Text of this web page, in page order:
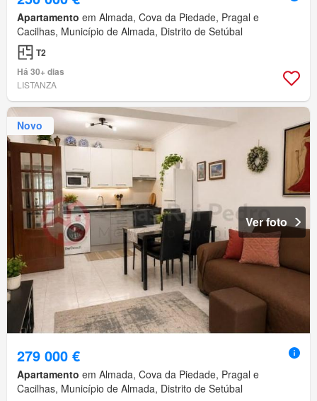
Apartamento em Almada, Cova da Piedade, Pragal e
Cacilhas, Município de Almada, Distrito de Setúbal
T2
Há 30+ dias
LISTANZA
Novo
Ver foto
279 000 €
Apartamento em Almada, Cova da Piedade, Pragal e
Cacilhas, Município de Almada, Distrito de Setúbal